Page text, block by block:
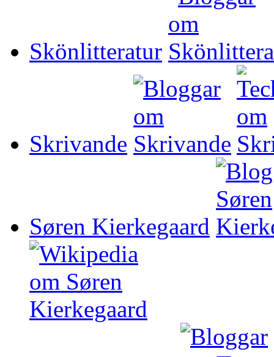
Skönlitteratur
Skrivande
Søren Kierkegaard